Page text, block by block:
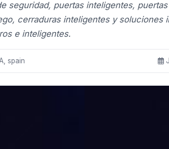
seguridad, puertas inteligentes,
cerraduras inteligentes y soluciones
e inteligentes.
spain